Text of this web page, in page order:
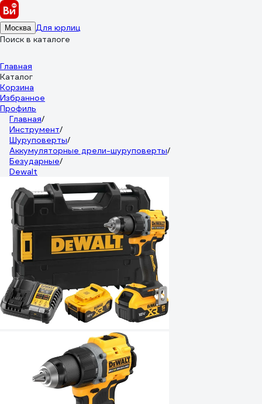
Москва Для юрлиц
Поиск в каталоге
Главная
Каталог
Корзина
Избранное
Профиль
Главная/
Инструмент/
Шуруповерты/
Аккумуляторные дрели-шуруповерты/
Безударные/
Dewalt